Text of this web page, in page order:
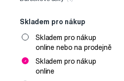
Skladem pro nákup
Skladem pro nákup
online nebo na prodejně
Skladem pro nákup
online